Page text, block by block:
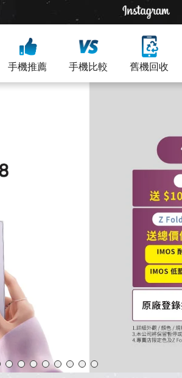
手機推薦 手機比較 舊機回收